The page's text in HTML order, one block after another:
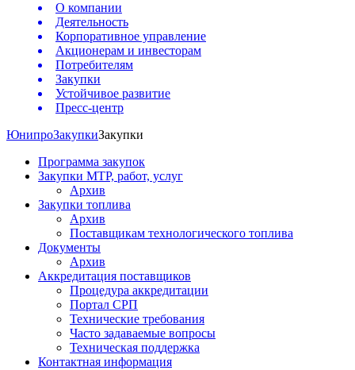
О компании
Деятельность
Корпоративное управление
Акционерам и инвесторам
Потребителям
Закупки
Устойчивое развитие
Пресс-центр
ЮнипроЗакупкиЗакупки
Программа закупок
Закупки МТР, работ, услуг
Архив
Закупки топлива
Архив
Поставщикам технологического топлива
Документы
Архив
Аккредитация поставщиков
Процедура аккредитации
Портал СРП
Технические требования
Часто задаваемые вопросы
Техническая поддержка
Контактная информация